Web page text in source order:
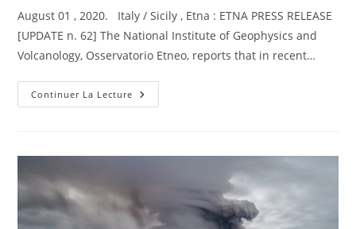
la
publication :
August 01 , 2020. Italy / Sicily , Etna : ETNA PRESS RELEASE
[UPDATE n. 62] The National Institute of Geophysics and
Volcanology, Osservatorio Etneo, reports that in recent…
Continuer La Lecture August
01
Japan